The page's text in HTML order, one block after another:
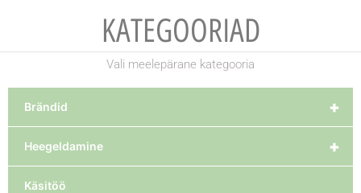
KATEGOORIAD
Vali meelepärane kategooria
+
Brändid
+
Heegeldamine
Käsitöö